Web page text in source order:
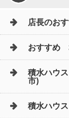
店長のお
おすすめ
積水ハウ
市)
積水ハウ